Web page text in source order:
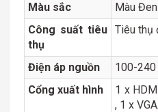
Màu sắc
Màu Đen
Công suất tiêu
thụ
Tiêu thụ
Điện áp nguồn
100-240
Cổng xuất hình
1 x
, 1 x